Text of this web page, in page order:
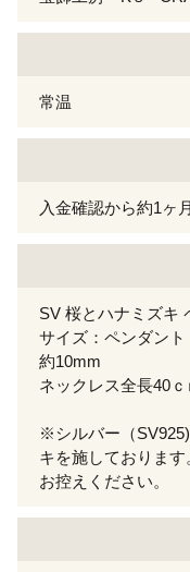
常温
入金確認から約1ヶ
SV 桜とハナミズキ
サイズ：ペンダン
約10mm
ネックレス全長40ｃ
※シルバー（
キを施しておりま
お控えください。